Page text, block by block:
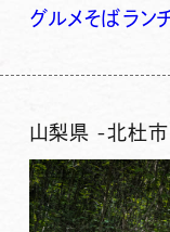
グルメそばラン
山梨県 -北杜市